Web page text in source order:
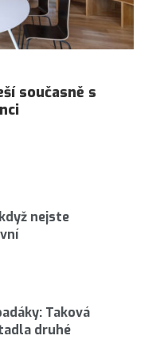
současně s
nejste
Taková
druhé